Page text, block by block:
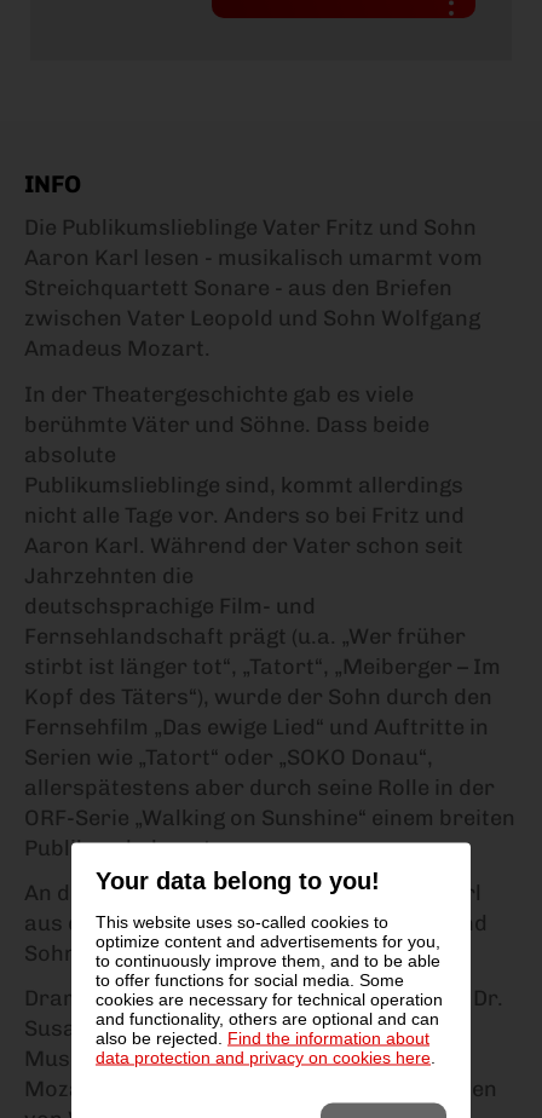
Your data belong to you!
This website uses so-called cookies to
optimize content and advertisements for you,
to continuously improve them, and to be able
to offer functions for social media. Some
cookies are necessary for technical operation
and functionality, others are optional and can
also be rejected. Find the information about
data protection and privacy on cookies here
INFO
Die Publikumslieblinge Vater Fritz und Sohn
Aaron Karl lesen - musikalisch umarmt vom
Streichquartett Sonare - aus den Briefen
zwischen Vater Leopold und Sohn Wolfgang
Amadeus Mozart.
In der Theatergeschichte gab es viele
berühmte Väter und Söhne. Dass beide
absolute
Publikumslieblinge sind, kommt allerdings
nicht alle Tage vor. Anders so bei Fritz und
Aaron Karl. Während der Vater schon seit
Jahrzehnten die
deutschsprachige Film- und
Fernsehlandschaft prägt (u.a. „Wer früher
stirbt ist länger tot“, „Tatort“, „Meiberger – Im
Kopf des Täters“), wurde der Sohn durch den
Fernsehfilm „Das ewige Lied“ und Auftritte in
Serien wie „Tatort“ oder „SOKO Donau“,
allerspätestens aber durch seine Rolle in der
ORF-Serie „Walking on Sunshine“ einem breiten
Publikum bekannt.
An diesem Abend lesen Aaron und Fritz Karl
aus den Briefen zwischen Vater Leopold und
Sohn Wolfgang Amadeus Mozart.
Dramaturgie und Text: Dr. Michaela Wolf & Dr.
Susanne Felicitas Wolf
Musik: Frühe Kompositionen von Leopold
Mozart, das Beste aus den Streichquartetten